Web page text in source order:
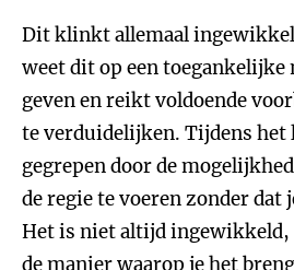
Dit klinkt allemaal
weet dit op een toegankelijke
geven en reikt voldoende
te verduidelijken. Tijdens het
gegrepen door de
de regie te voeren zonder dat
Het is niet altijd ingewikkeld,
de manier waarop je het